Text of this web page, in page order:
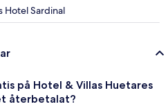
Hotel Sardinal
på Hotel & Villas Huetares
återbetalat?